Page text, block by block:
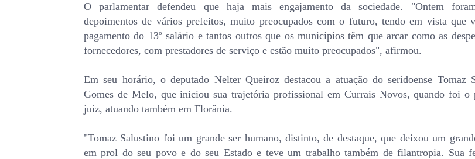
O parlamentar defendeu que haja mais engajamento da sociedade. "Ontem
depoimentos de vários prefeitos, muito preocupados com o futuro, tendo em vista que
pagamento do 13º salário e tantos outros que os municípios têm que arcar como as
fornecedores, com prestadores de serviço e estão muito preocupados", afirmou.
Em seu horário, o deputado Nelter Queiroz destacou a atuação do seridoense Tomaz
Gomes de Melo, que iniciou sua trajetória profissional em Currais Novos, quando foi o
juiz, atuando também em Florânia.
"Tomaz Salustino foi um grande ser humano, distinto, de destaque, que deixou um
em prol do seu povo e do seu Estado e teve um trabalho também de filantropia. Sua